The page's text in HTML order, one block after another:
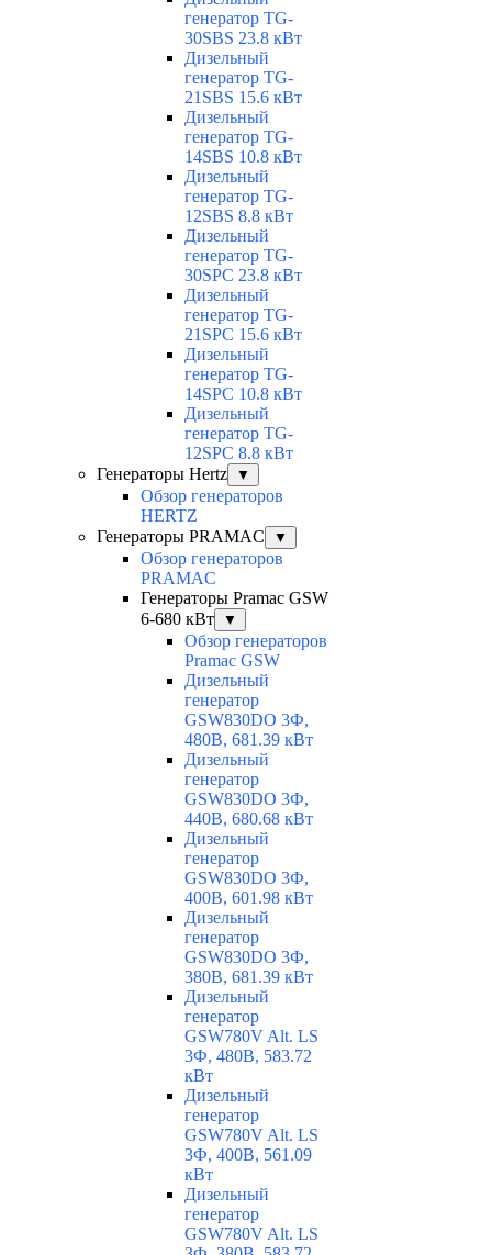
генератор TG-
30SBS 23.8 кВт
Дизельный
генератор TG-
21SBS 15.6 кВт
Дизельный
генератор TG-
14SBS 10.8 кВт
Дизельный
генератор TG-
12SBS 8.8 кВт
Дизельный
генератор TG-
30SPC 23.8 кВт
Дизельный
генератор TG-
21SPC 15.6 кВт
Дизельный
генератор TG-
14SPC 10.8 кВт
Дизельный
генератор TG-
12SPC 8.8 кВт
Генераторы Hertz
▼
Обзор генераторов
HERTZ
Генераторы PRAMAC
▼
Обзор генераторов
PRAMAC
Генераторы Pramac GSW
6-680 кВт
▼
Обзор генераторов
Pramac GSW
Дизельный
генератор
GSW830DO 3Ф,
480В, 681.39 кВт
Дизельный
генератор
GSW830DO 3Ф,
440В, 680.68 кВт
Дизельный
генератор
GSW830DO 3Ф,
400В, 601.98 кВт
Дизельный
генератор
GSW830DO 3Ф,
380В, 681.39 кВт
Дизельный
генератор
GSW780V Alt. LS
3Ф, 480В, 583.72
кВт
Дизельный
генератор
GSW780V Alt. LS
3Ф, 400В, 561.09
кВт
Дизельный
генератор
GSW780V Alt. LS